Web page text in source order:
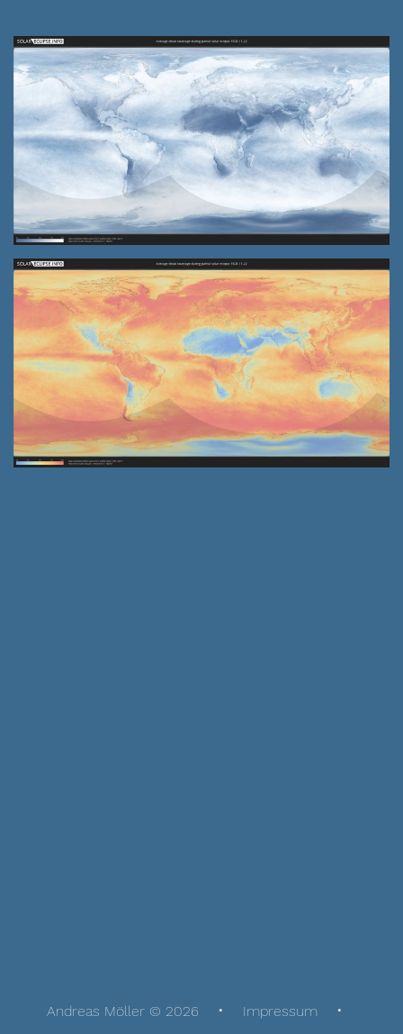
Andreas Möller © 2026 Impressum